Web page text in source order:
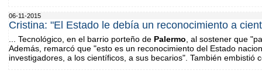
06-11-2015
Cristina: "El Estado le debía un reconocimiento a
... Tecnológico, en el barrio porteño de Palermo , al sostener que
Además, remarcó que "esto es un reconocimiento del Estado
investigadores, a los científicos, a sus becarios". También embistió